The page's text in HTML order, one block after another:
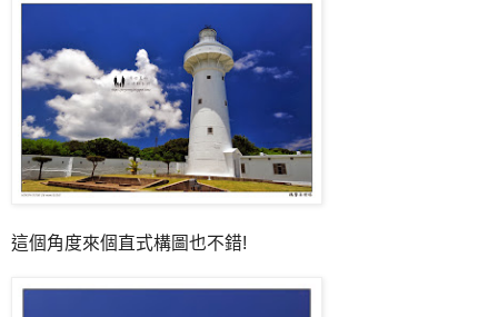
這個角度來個直式構圖也不錯!